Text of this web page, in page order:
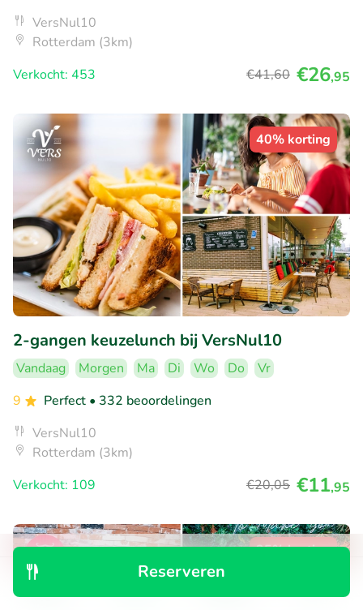
Reserveren
VersNul10
Rotterdam (3km)
Verkocht: 453
€41,60 €26,95
40% korting
2-gangen keuzelunch bij VersNul10
Vandaag Morgen Ma Di Wo Do
Vr
9
Perfect • 332 beoordelingen
VersNul10
Rotterdam (3km)
Verkocht: 109
€20,05 €11,95
35% korting